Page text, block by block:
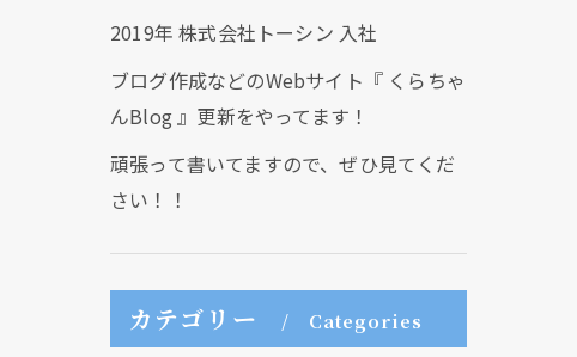
2019年 株式会社トーシン 入社
ブログ作成などのWebサイト『 くらちゃ
んBlog 』更新をやってます！
頑張って書いてますので、ぜひ見てくだ
さい！！
カテゴリー Categories